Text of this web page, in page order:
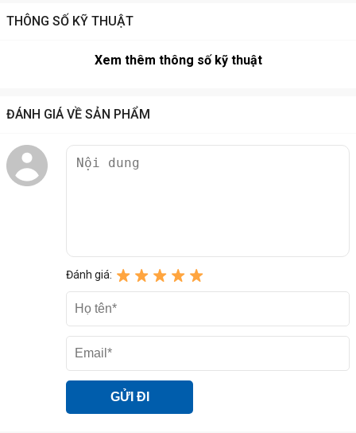
THÔNG SỐ KỸ THUẬT
Xem thêm thông số kỹ thuật
ĐÁNH GIÁ VỀ SẢN PHẨM
Đánh giá: